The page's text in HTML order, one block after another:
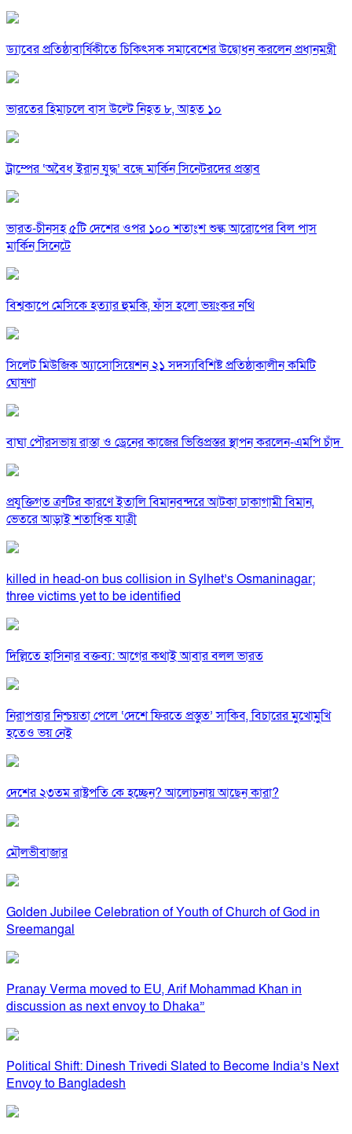
ড্যাবের প্রতিষ্ঠাবার্ষিকীতে চিকিৎসক সমাবেশের উদ্বোধন করলেন প্রধানমন্ত্রী
ভারতের হিমাচলে বাস উল্টে নিহত ৮, আহত ১০
ট্রাম্পের ‘অবৈধ ইরান যুদ্ধ’ বন্ধে মার্কিন সিনেটরদের প্রস্তাব
ভারত-চীনসহ ৫টি দেশের ওপর ১০০ শতাংশ শুল্ক আরোপের বিল পাস
মার্কিন সিনেটে
বিশ্বকাপে মেসিকে হত্যার হুমকি, ফাঁস হলো ভয়ংকর নথি
সিলেট মিউজিক অ্যাসোসিয়েশন ২১ সদস্যবিশিষ্ট প্রতিষ্ঠাকালীন কমিটি
ঘোষণা
বাঘা পৌরসভায় রাস্তা ও ড্রেনের কাজের ভিত্তিপ্রস্তর স্থাপন করলেন-এমপি চাঁদ
প্রযুক্তিগত ত্রুটির কারণে ইতালি বিমানবন্দরে আটকা ঢাকাগামী বিমান,
ভেতরে আড়াই শতাধিক যাত্রী
killed in head-on bus collision in Sylhet’s Osmaninagar;
three victims yet to be identified
দিল্লিতে হাসিনার বক্তব্য: আগের কথাই আবার বলল ভারত
নিরাপত্তার নিশ্চয়তা পেলে ‘দেশে ফিরতে প্রস্তুত’ সাকিব, বিচারের মুখোমুখি
হতেও ভয় নেই
দেশের ২৩তম রাষ্ট্রপতি কে হচ্ছেন? আলোচনায় আছেন কারা?
মৌলভীবাজার
Golden Jubilee Celebration of Youth of Church of God in
Sreemangal
Pranay Verma moved to EU, Arif Mohammad Khan in
discussion as next envoy to Dhaka”
Political Shift: Dinesh Trivedi Slated to Become India’s Next
Envoy to Bangladesh